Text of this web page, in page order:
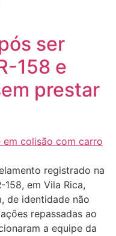
ser
158 e
prestar
registrado na
em Vila Rica,
de identidade não
repassadas ao
a equipe da